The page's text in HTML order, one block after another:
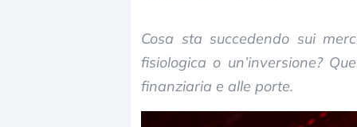
Cosa sta succedendo sui
fisiologica o un’inversione?
finanziaria e alle porte.